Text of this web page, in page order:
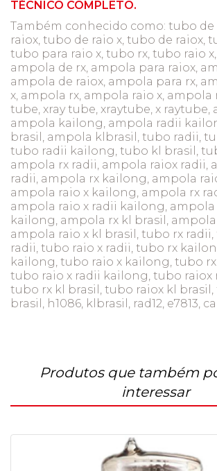
TÉCNICO COMPLETO.
Também conhecido como: tubo de
raiox, tubo de raio x, tubo de raiox,
tubo para raio x, tubo rx, tubo raio
ampola de rx, ampola para raiox,
ampola de raiox, ampola para rx,
x, ampola rx, ampola raio x, ampola
tube, xray tube, xraytube, x raytube,
ampola kailong, ampola radii
brasil, ampola klbrasil, tubo radii,
tubo radii kailong, tubo kl brasil,
ampola rx radii, ampola raiox radii,
radii, ampola rx kailong, ampola
ampola raio x kailong, ampola rx
ampola raio x radii kailong, ampola
kailong, ampola rx kl brasil,
ampola raio x kl brasil, tubo rx
radii, tubo raio x radii, tubo rx
kailong, tubo raio x kailong, tubo
tubo raio x radii kailong, tubo raiox
tubo rx kl brasil, tubo raiox kl brasil,
brasil, h1086, klbrasil, rad12, e7813,
Produtos que também
interessar